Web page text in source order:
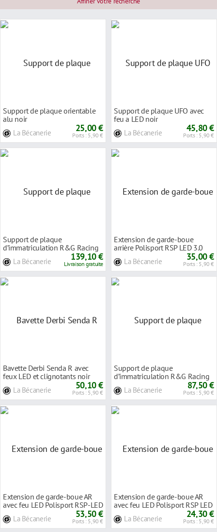
Support de plaque orientable
alu noir
La Bécanerie 25,00 €
Ports : 5,90 €
Support de plaque UFO avec
feu a LED noir
La Bécanerie 45,80 €
Ports : 5,90 €
Support de plaque
d’immatriculation R&G Racing
La Bécanerie 139,10 €
Livraison gratuite
Extension de garde-boue
arrière Polisport RSP LED 3.0
La Bécanerie 35,00 €
Ports : 5,90 €
Bavette Derbi Senda R avec
feux LED et clignotants noir
La Bécanerie 50,10 €
Ports : 5,90 €
Support de plaque
d’immatriculation R&G Racing
La Bécanerie 87,50 €
Ports : 5,90 €
Extension de garde-boue AR
avec feu LED Polisport RSP-LED
La Bécanerie 53,50 €
Ports : 5,90 €
Extension de garde-boue AR
avec feu LED Polisport RSP LED
La Bécanerie 24,30 €
Ports : 5,90 €